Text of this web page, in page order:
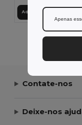
Adicionar ao Carrinho
Contate-nos
Deixe-nos
Apenas